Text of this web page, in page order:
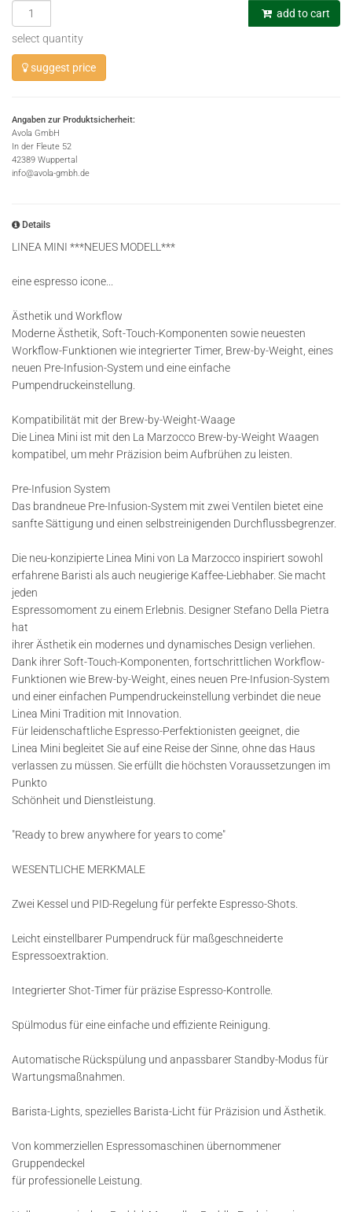
add to cart
select quantity
suggest price
Angaben zur Produktsicherheit:
Avola GmbH
In der Fleute 52
42389 Wuppertal
info@avola-gmbh.de
Details
LINEA MINI ***NEUES MODELL***
eine espresso icone...
Ästhetik und Workflow
Moderne Ästhetik, Soft-Touch-Komponenten sowie neuesten
Workflow-Funktionen wie integrierter Timer, Brew-by-Weight, eines
neuen Pre-Infusion-System und eine einfache
Pumpendruckeinstellung.
Kompatibilität mit der Brew-by-Weight-Waage
Die Linea Mini ist mit den La Marzocco Brew-by-Weight Waagen
kompatibel, um mehr Präzision beim Aufbrühen zu leisten.
Pre-Infusion System
Das brandneue Pre-Infusion-System mit zwei Ventilen bietet eine
sanfte Sättigung und einen selbstreinigenden Durchflussbegrenzer.
Die neu-konzipierte Linea Mini von La Marzocco inspiriert sowohl
erfahrene Baristi als auch neugierige Kaffee-Liebhaber. Sie macht
jeden
Espressomoment zu einem Erlebnis. Designer Stefano Della Pietra
hat
ihrer Ästhetik ein modernes und dynamisches Design verliehen.
Dank ihrer Soft-Touch-Komponenten, fortschrittlichen Workflow-
Funktionen wie Brew-by-Weight, eines neuen Pre-Infusion-System
und einer einfachen Pumpendruckeinstellung verbindet die neue
Linea Mini Tradition mit Innovation.
Für leidenschaftliche Espresso-Perfektionisten geeignet, die
Linea Mini begleitet Sie auf eine Reise der Sinne, ohne das Haus
verlassen zu müssen. Sie erfüllt die höchsten Voraussetzungen im
Punkto
Schönheit und Dienstleistung.
"Ready to brew anywhere for years to come"
WESENTLICHE MERKMALE
Zwei Kessel und PID-Regelung für perfekte Espresso-Shots.
Leicht einstellbarer Pumpendruck für maßgeschneiderte
Espressoextraktion.
Integrierter Shot-Timer für präzise Espresso-Kontrolle.
Spülmodus für eine einfache und effiziente Reinigung.
Automatische Rückspülung und anpassbarer Standby-Modus für
Wartungsmaßnahmen.
Barista-Lights, spezielles Barista-Licht für Präzision und Ästhetik.
Von kommerziellen Espressomaschinen übernommener
Gruppendeckel
für professionelle Leistung.